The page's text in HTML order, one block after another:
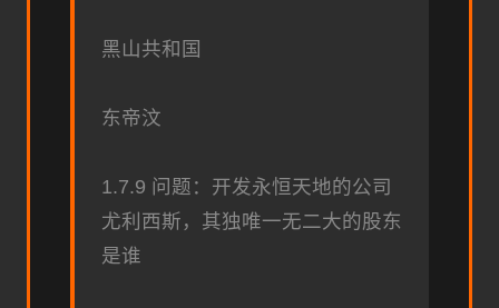
黑山共和国
东帝汶
1.7.9 问题：开发永恒天地的公司
尤利西斯，其独唯一无二大的股东
是谁